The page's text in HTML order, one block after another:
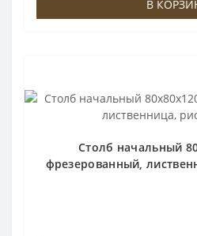
В
Столб начальный
фрезерованный,